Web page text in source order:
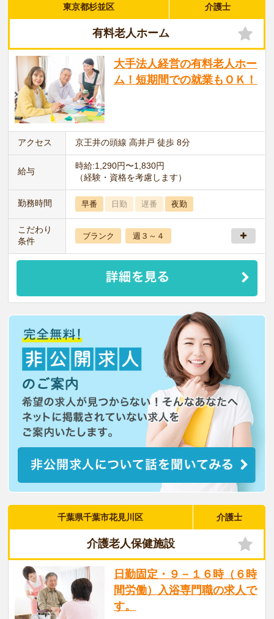
東京都杉並区 介護士
有料老人ホーム
大手法人経営の有料老人ホー
ム！短期間での就業もＯＫ！
アクセス 京王井の頭線 高井戸 徒歩 8分
給与
時給:1,290円〜1,830円
（経験・資格を考慮します）
勤務時間 早番 日勤 遅番 夜勤
こだわり
条件
ブランク 週３～４
千葉県千葉市花見川区 介護士
介護老人保健施設
日勤固定・９－１６時（６時
間労働）入浴専門職の求人で
す。